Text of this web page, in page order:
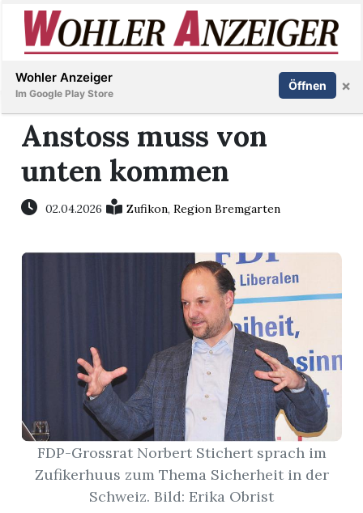
Immobilien
Veranstaltungen
Stellen
Newsletter
Inserieren Abonnieren Anmelden
Anstoss muss von
unten kommen
02.04.2026 Zufikon,Region Bremgarten
FDP-Grossrat Norbert Stichert sprach im
Zufikerhuus zum Thema Sicherheit in der
Schweiz. Bild: Erika Obrist
Wohler Anzeiger
Im Google Play Store
Öffnen ×